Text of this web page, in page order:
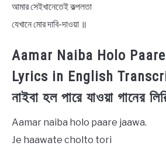
আমার সেইখানেতেই কল্পলতা
যেখানে মোর দাবি-দাওয়া ॥
Aamar Naiba Holo
Lyrics in English
নাইবা হল পারে যাওয়া গানের
Aamar naiba holo paare jaawa.
Je haawate cholto tori